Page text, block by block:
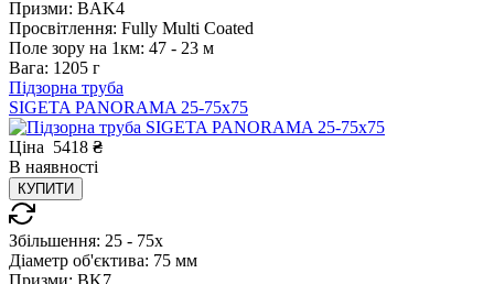
Призми: BAK4
Просвітлення: Fully Multi Coated
Поле зору на 1км: 47 - 23 м
Вага: 1205 г
Підзорна труба
SIGETA PANORAMA 25-75x75
Ціна 5418 ₴
В наявності
КУПИТИ
Збільшення: 25 - 75x
Діаметр об'єктива: 75 мм